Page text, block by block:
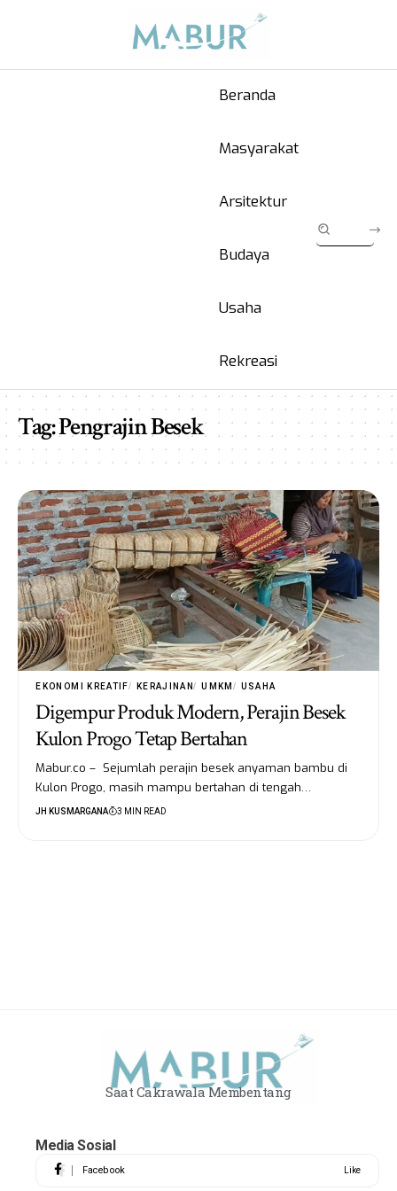
Beranda
Masyarakat
Arsitektur
Budaya
Usaha
Rekreasi
Tag:Pengrajin Besek
EKONOMI KREATIF KERAJINAN UMKM USAHA
Digempur Produk Modern, Perajin Besek
Kulon Progo Tetap Bertahan
Mabur.co – Sejumlah perajin besek anyaman bambu di
Kulon Progo, masih mampu bertahan di tengah…
JH KUSMARGANA 3 MIN READ
Saat Cakrawala Membentang
Media Sosial
Facebook Like